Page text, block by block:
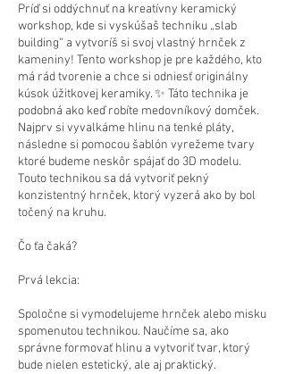
Príď si oddýchnuť na kreatívny keramický
workshop, kde si vyskúšaš techniku „slab
building“ a vytvoríš si svoj vlastný hrnček z
kameniny! Tento workshop je pre každého, kto
má rád tvorenie a chce si odniesť originálny
kúsok úžitkovej keramiky. ✨ Táto technika je
podobná ako keď robíte medovníkový domček.
Najprv si vyvalkáme hlinu na tenké pláty,
následne si pomocou šablón vyrežeme tvary
ktoré budeme neskôr spájať do 3D modelu.
Touto technikou sa dá vytvoriť pekný
konzistentný hrnček, ktorý vyzerá ako by bol
točený na kruhu.
Čo ťa čaká?
Prvá lekcia:
Spoločne si vymodelujeme hrnček alebo misku
spomenutou technikou. Naučíme sa, ako
správne formovať hlinu a vytvoriť tvar, ktorý
bude nielen estetický, ale aj praktický.